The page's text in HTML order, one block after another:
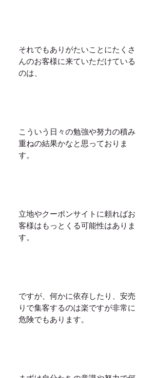
それでもありがたいことにたくさ
んのお客様に来ていただけている
のは、
こういう日々の勉強や努力の積み
重ねの結果かなと思っておりま
す。
立地やクーポンサイトに頼ればお
客様はもっとくる可能性はありま
す。
ですが、何かに依存したり、安売
りで集客するのは楽ですが非常に
危険でもあります。